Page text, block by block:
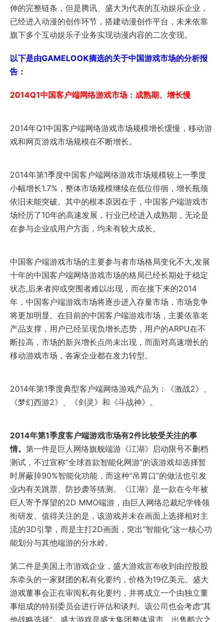
伸的完整链条，但是腾讯、盛大为代表的互动娱乐企业，
已经进入动漫的创作环节，搭建动漫创作平台，未来依靠
旗下多个互动娱乐子业务实现动漫内容的二次变现。
以下是由GAMELOOK摘选的关于中国游戏市场的分析报
告：
2014Q1中国客户端网络游戏市场：成熟期、增长慢
2014年Q1中国客户端网络游戏市场规模增长缓慢，移动游
戏和网页游戏市场规模在不断增长。
2014年第1季度中国客户端网络游戏市场规模较上一季度
小幅增长1.7%，整体市场规模继续在低位徘徊，增长瓶颈
依旧未能突破。其中的根本原因在于，中国客户端游戏市
场经历了10年的高速发展，行业已经进入成熟期，无论是
在参与企业或用户方面，均未有较大成长。
中国客户端游戏市场的主要参与者市场格局变化不大,发展
十年的中国客户端网络游戏市场的格局已经长期处于稳定
状态,后来者抑或突围者难以出现，而在接下来的2014
年，中国客户端游戏市场将逐步进入存量市场，市场竞争
将更加明显。在目前的中国客户端游戏市场，主要依靠老
产品支撑，用户已经呈现负增长态势，用户的ARPU在不
断拉高，市场的新兴增长点尚未出现，而面对高速增长的
移动游戏市场，各家企业都在发力转型。
2014年第1季度典型客户端网络游戏产品为：《激战2》、
《梦幻西游2》、《剑灵》和《斗战神》。
2014年第1季度客户端游戏市场有2件比较受关注的事
情。 第一件是巨人网络旗舰端游《江湖》启动限号不删档
测试，不过宣称“全球首款智能化网游”的该游戏却选择暂
时屏蔽掉90%智能化功能，而这种“吊胃口”的做法也引发
业内有关跳票、防抄袭等猜测。《江湖》是一款在今年被
巨人寄予厚望的2D MMO端游，由巨人网络总裁纪学锋领
衔研发。值得关注的是，该游戏并未在画面上选择相对主
流的3D引擎，而是主打2D画面，突出“智能化”这一核心功
能划分与其他端游的分水岭。
第二件是美国上市游戏企业，盛大游戏宣布收到由控股股
东牵头的一家财团的私有化要约，价格为19亿美元。盛大
游戏董事会正在审阅私有化要约，并将成立一个由独立董
事组成的特别委员会进行评估和谈判。该公司也会考虑“其
他战略选择”。盛大游戏是盛大集团整体退市、出售酷六之